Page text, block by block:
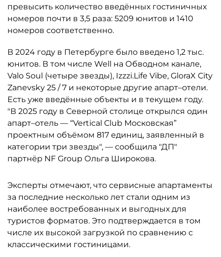
превысить количество введённых гостиничных
номеров почти в 3,5 раза: 5209 юнитов и 1410
номеров соответственно.
В 2024 году в Петербурге было введено 1,2 тыс.
юнитов. В том числе Well на Обводном канале,
Valo Soul (четыре звезды), Izzzi.Life Vibe, GloraX City
Zanevsky 25 / 7 и некоторые другие апарт–отели.
Есть уже введённые объекты и в текущем году.
"В 2025 году в Северной столице открылся один
апарт–отель — “Vertical Club Московская”
проектным объёмом 817 единиц, заявленный в
категории три звезды", — сообщила "ДП"
партнёр NF Group Ольга Широкова.
Эксперты отмечают, что сервисные апартаменты
за последние несколько лет стали одним из
наиболее востребованных и выгодных для
туристов форматов. Это подтверждается в том
числе их высокой загрузкой по сравнению с
классическими гостиницами.